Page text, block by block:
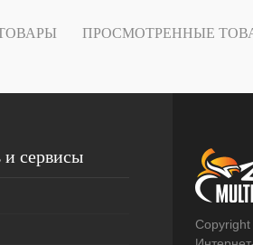
ПРОСМОТРЕННЫЕ
сервисы